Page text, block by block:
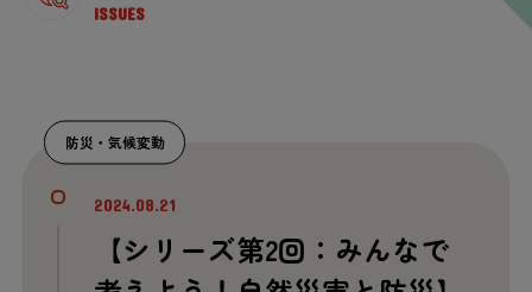
ISSUES
2024.08.21
【シリーズ第2回 ：みんなで
防災 ・ 気候変動